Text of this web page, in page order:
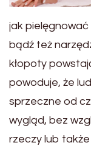
jak pielęgnować
bądź też
kłopoty
powoduje, że
sprzeczne od
wygląd, bez
rzeczy lub